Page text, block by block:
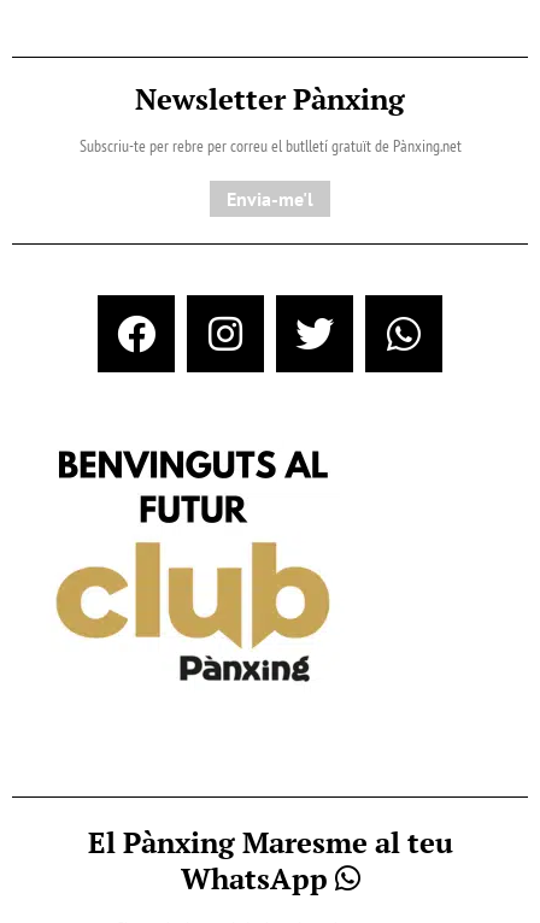
Newsletter Pànxing
Subscriu-te per rebre per correu el butlletí gratuït de Pànxing.net​
Envia-me'l
El Pànxing Maresme al teu
WhatsApp